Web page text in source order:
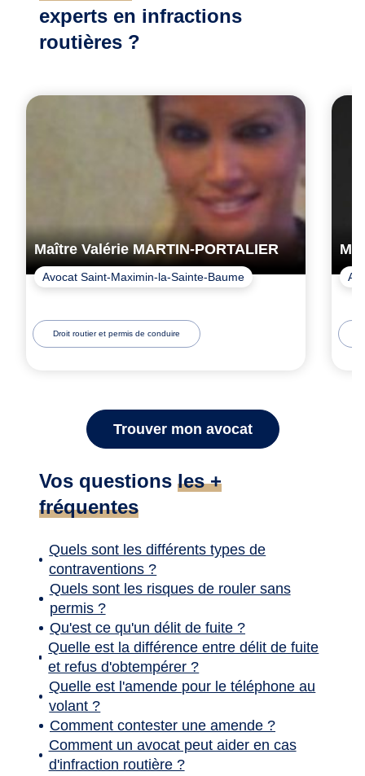
experts en infractions
routières ?
Maître Valérie MARTIN-PORTALIER
Avocat Saint-Maximin-la-Sainte-Baume
Droit routier et permis de conduire
Trouver mon avocat
Vos questions les +
fréquentes
Quels sont les différents types de
contraventions ?
Quels sont les risques de rouler sans
permis ?
Qu'est ce qu'un délit de fuite ?
Quelle est la différence entre délit de fuite
et refus d'obtempérer ?
Quelle est l'amende pour le téléphone au
volant ?
Comment contester une amende ?
Comment un avocat peut aider en cas
d'infraction routière ?